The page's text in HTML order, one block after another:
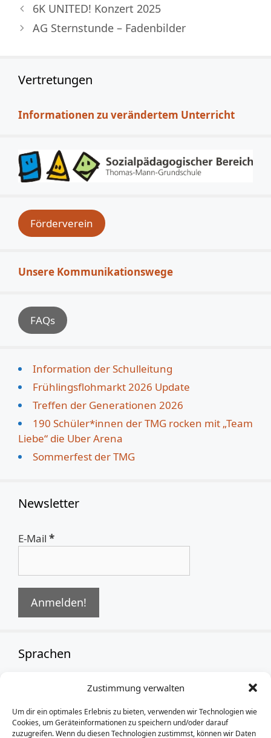
Zustimmung verwalten
Um dir ein optimales Erlebnis zu bieten, verwenden wir Technologien wie
Cookies, um Geräteinformationen zu speichern und/oder darauf
zuzugreifen. Wenn du diesen Technologien zustimmst, können wir Daten
6K UNITED! Konzert 2025
AG Sternstunde – Fadenbilder
Vertretungen
Informationen zu verändertem Unterricht
Förderverein
Unsere Kommunikationswege
FAQs
Information der Schulleitung
Frühlingsflohmarkt 2026 Update
Treffen der Generationen 2026
190 Schüler*innen der TMG rocken mit „Team
Liebe“ die Uber Arena
Sommerfest der TMG
Newsletter
E-Mail *
Sprachen